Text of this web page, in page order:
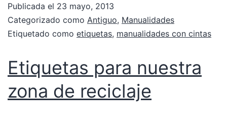
Publicada el 23 mayo, 2013
Categorizado como Antiguo, Manualidades
Etiquetado como etiquetas, manualidades con cintas
Etiquetas para nuestra
zona de reciclaje